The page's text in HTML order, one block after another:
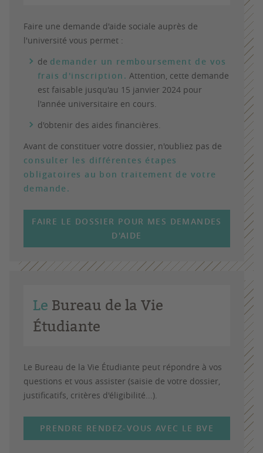
Faire une demande d'aide sociale auprès de
l'université vous permet :
de demander un remboursement de vos
frais d'inscription. Attention, cette demande
est faisable jusqu'au 15 janvier 2024 pour
l'année universitaire en cours.
d'obtenir des aides financières.
Avant de constituer votre dossier, n'oubliez pas de
consulter les différentes étapes
obligatoires au bon traitement de votre
demande.
FAIRE LE DOSSIER POUR MES DEMANDES
D'AIDE
Le Bureau de la Vie
Étudiante
Le Bureau de la Vie Étudiante peut répondre à vos
questions et vous assister (saisie de votre dossier,
justificatifs, critères d'éligibilité...).
PRENDRE RENDEZ-VOUS AVEC LE BVE